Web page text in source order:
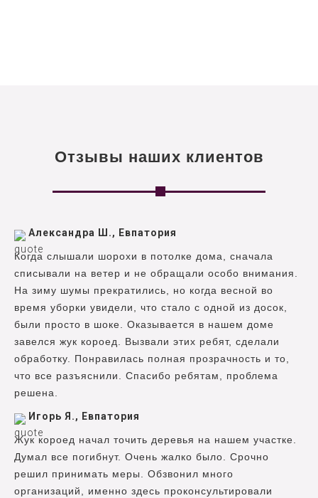
Отзывы наших клиентов
Александра Ш., Евпатория
Когда слышали шорохи в потолке дома, сначала
списывали на ветер и не обращали особо внимания.
На зиму шумы прекратились, но когда весной во
время уборки увидели, что стало с одной из досок,
были просто в шоке. Оказывается в нашем доме
завелся жук короед. Вызвали этих ребят, сделали
обработку. Понравилась полная прозрачность и то,
что все разъяснили. Спасибо ребятам, проблема
решена.
Игорь Я., Евпатория
Жук короед начал точить деревья на нашем участке.
Думал все погибнут. Очень жалко было. Срочно
решил принимать меры. Обзвонил много
организаций, именно здесь проконсультировали